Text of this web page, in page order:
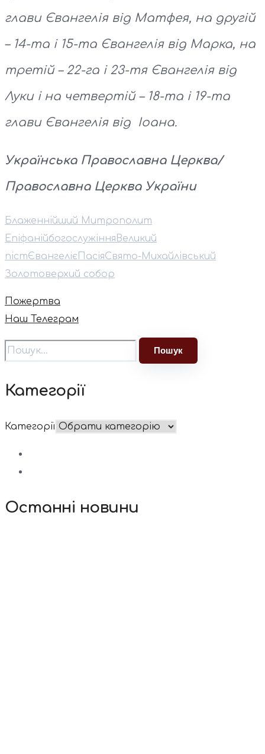
глави Євангелія від Матфея, на другій
– 14-та і 15-та Євангелія від Марка, на
третій – 22-га і 23-тя Євангелія від
Луки і на четвертій – 18-та і 19-та
глави Євангелія від Іоана.
Українська Правoславна Церква/
Православна Церква України
Блаженнійший Митрополит
Епіфанійбогослужіння Великий
пістЄвангеліє ПасіяСвято-Михайлівський
Золотоверхий собор
Пожертва
Наш Телеграм
Категорії
Категорії
Останні новини